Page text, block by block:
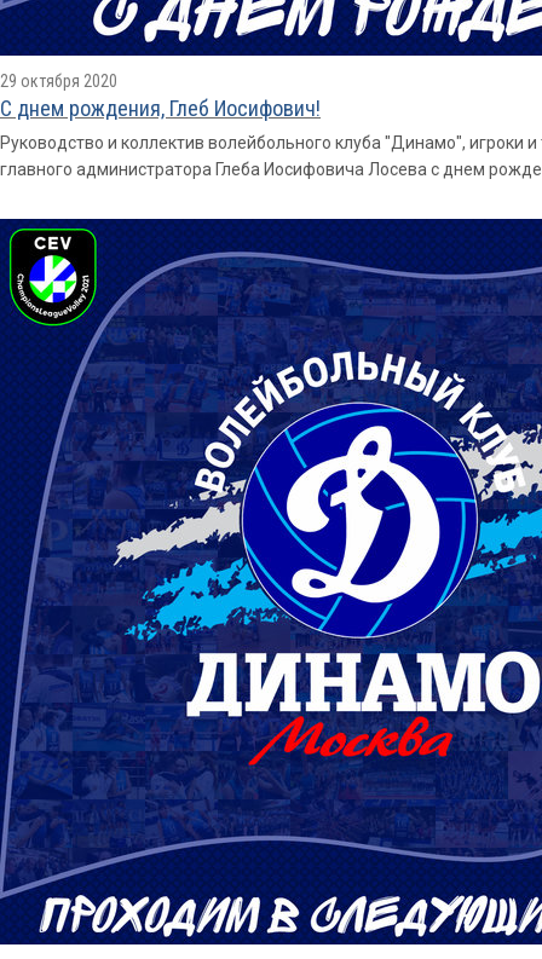
29 октября 2020
С днем рождения, Глеб Иосифович!
Руководство и коллектив волейбольного клуба "Динамо",
главного администратора Глеба Иосифовича Лосева с днем